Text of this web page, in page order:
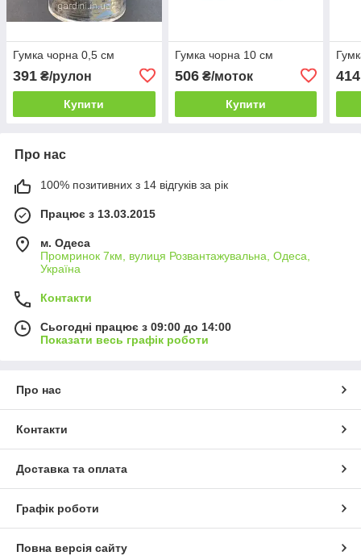
Гумка чорна 0,5 см
391 ₴/рулон
Купити
Гумка чорна 10 см
506₴/моток
Купити
414
Про нас
100% позитивних з 14 відгуків за рік
Працює з 13.03.2015
м. Одеса
Промринок 7км, вулиця Розвантажувальна, Одеса,
Україна
Контакти
Сьогодні працює з 09:00 до 14:00
Показати весь графік роботи
Про нас
Контакти
Доставка та оплата
Графік роботи
Повна версія сайту